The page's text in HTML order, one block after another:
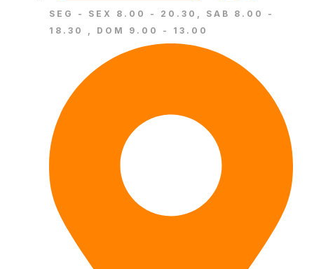
SEG - SEX 8.00 - 20.30, SAB 8.00 -
18.30 , DOM 9.00 - 13.00